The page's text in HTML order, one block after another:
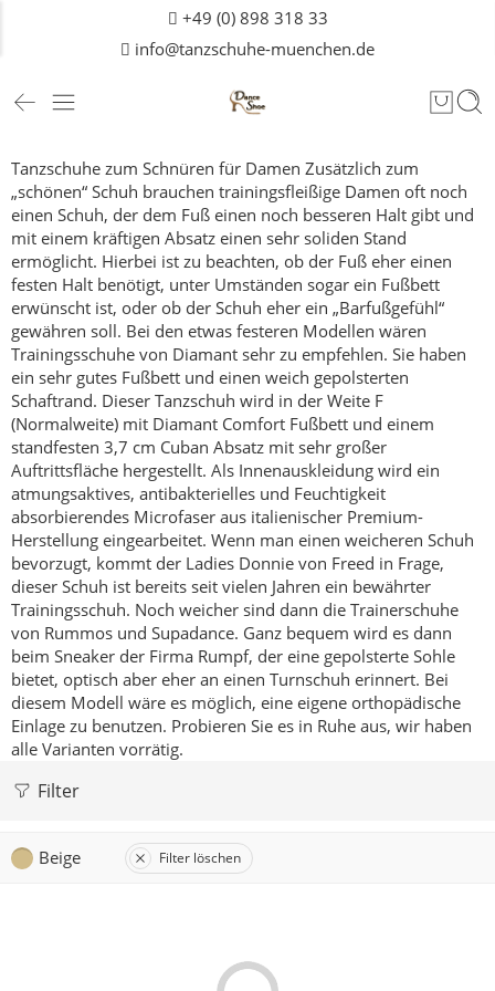
+49 (0) 898 318 33
info@tanzschuhe-muenchen.de
Tanzschuhe zum Schnüren für Damen Zusätzlich zum
„schönen“ Schuh brauchen trainingsfleißige Damen oft noch
einen Schuh, der dem Fuß einen noch besseren Halt gibt und
mit einem kräftigen Absatz einen sehr soliden Stand
ermöglicht. Hierbei ist zu beachten, ob der Fuß eher einen
festen Halt benötigt, unter Umständen sogar ein Fußbett
erwünscht ist, oder ob der Schuh eher ein „Barfußgefühl“
gewähren soll. Bei den etwas festeren Modellen wären
Trainingsschuhe von Diamant sehr zu empfehlen. Sie haben
ein sehr gutes Fußbett und einen weich gepolsterten
Schaftrand. Dieser Tanzschuh wird in der Weite F
(Normalweite) mit Diamant Comfort Fußbett und einem
standfesten 3,7 cm Cuban Absatz mit sehr großer
Auftrittsfläche hergestellt. Als Innenauskleidung wird ein
atmungsaktives, antibakterielles und Feuchtigkeit
absorbierendes Microfaser aus italienischer Premium-
Herstellung eingearbeitet. Wenn man einen weicheren Schuh
bevorzugt, kommt der Ladies Donnie von Freed in Frage,
dieser Schuh ist bereits seit vielen Jahren ein bewährter
Trainingsschuh. Noch weicher sind dann die Trainerschuhe
von Rummos und Supadance. Ganz bequem wird es dann
beim Sneaker der Firma Rumpf, der eine gepolsterte Sohle
bietet, optisch aber eher an einen Turnschuh erinnert. Bei
diesem Modell wäre es möglich, eine eigene orthopädische
Einlage zu benutzen. Probieren Sie es in Ruhe aus, wir haben
alle Varianten vorrätig.
Filter
Beige Filter löschen